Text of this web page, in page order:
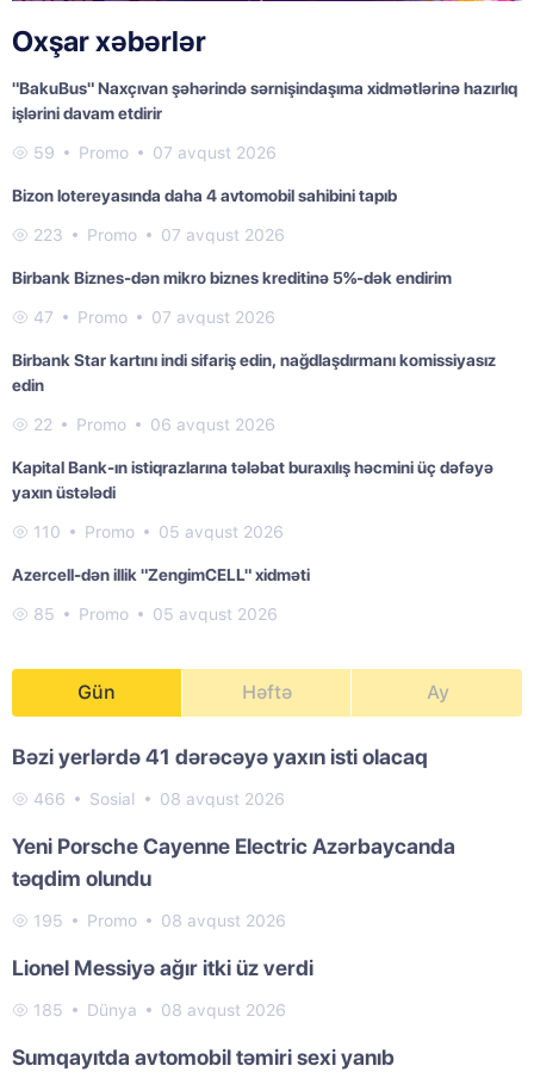
Oxşar xəbərlər
"BakuBus" Naxçıvan şəhərində sərnişindaşıma xidmətlərinə hazırlıq
işlərini davam etdirir
59 Promo 07 avqust 2026
Bizon lotereyasında daha 4 avtomobil sahibini tapıb
223 Promo 07 avqust 2026
Birbank Biznes-dən mikro biznes kreditinə 5%-dək endirim
47 Promo 07 avqust 2026
Birbank Star kartını indi sifariş edin, nağdlaşdırmanı komissiyasız
edin
22 Promo 06 avqust 2026
Kapital Bank-ın istiqrazlarına tələbat buraxılış həcmini üç dəfəyə
yaxın üstələdi
110 Promo 05 avqust 2026
Azercell-dən illik "ZengimCELL" xidməti
85 Promo 05 avqust 2026
Gün Həftə Ay
Bəzi yerlərdə 41 dərəcəyə yaxın isti olacaq
466 Sosial 08 avqust 2026
Yeni Porsche Cayenne Electric Azərbaycanda
təqdim olundu
195 Promo 08 avqust 2026
Lionel Messiyə ağır itki üz verdi
185 Dünya 08 avqust 2026
Sumqayıtda avtomobil təmiri sexi yanıb